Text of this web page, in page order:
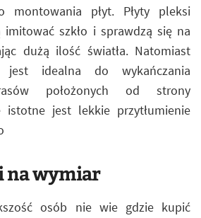
montowania płyt. Płyty pleksi
imitować szkło i sprawdzą się na
dużą ilość światła. Natomiast
jest idealna do wykańczania
położonych od strony
istotne jest lekkie przytłumienie
na wymiar
osób nie wie gdzie kupić